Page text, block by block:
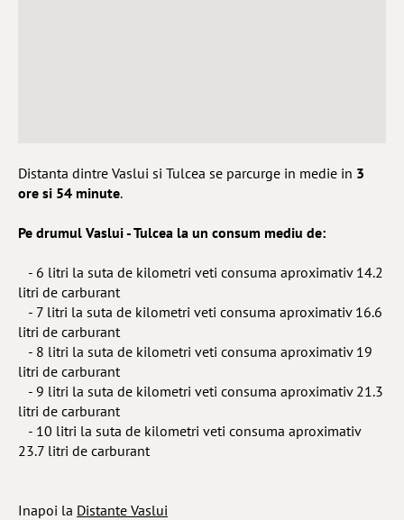
Distanta dintre Vaslui si Tulcea se parcurge in medie in 3
ore si 54 minute.
Pe drumul Vaslui - Tulcea la un consum mediu de:
- 6 litri la suta de kilometri veti consuma aproximativ 14.2
litri de carburant
- 7 litri la suta de kilometri veti consuma aproximativ 16.6
litri de carburant
- 8 litri la suta de kilometri veti consuma aproximativ 19
litri de carburant
- 9 litri la suta de kilometri veti consuma aproximativ 21.3
litri de carburant
- 10 litri la suta de kilometri veti consuma aproximativ
23.7 litri de carburant
Inapoi la Distante Vaslui